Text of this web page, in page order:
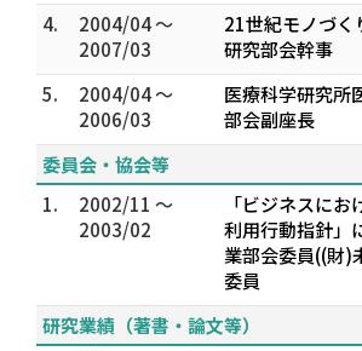
4.
2004/04 ～
2007/03
21世紀モノづく
研究部会幹事
5.
2004/04 ～
2006/03
医療科学研究所
部会副座長
委員会・協会等
1.
2002/11 ～
2003/02
「ビジネスに
利用行動指針」
業部会委員((財)
委員
研究業績（著書・論文等）